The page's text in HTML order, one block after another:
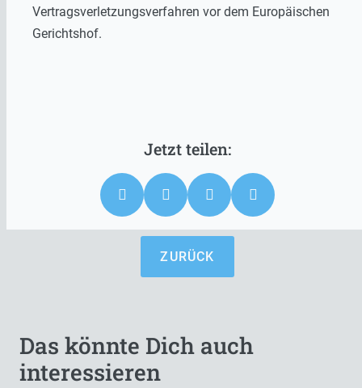
Vertragsverletzungsverfahren vor dem Europäischen
Gerichtshof.
ZURÜCK
Das könnte Dich auch
interessieren